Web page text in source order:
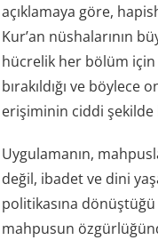
açıklamaya göre,
Kur’an nüshalarının
hücrelik her bölüm için
bırakıldığı ve
erişiminin ciddi şekilde
Uygulamanın,
değil, ibadet ve dini
politikasına
mahpusun